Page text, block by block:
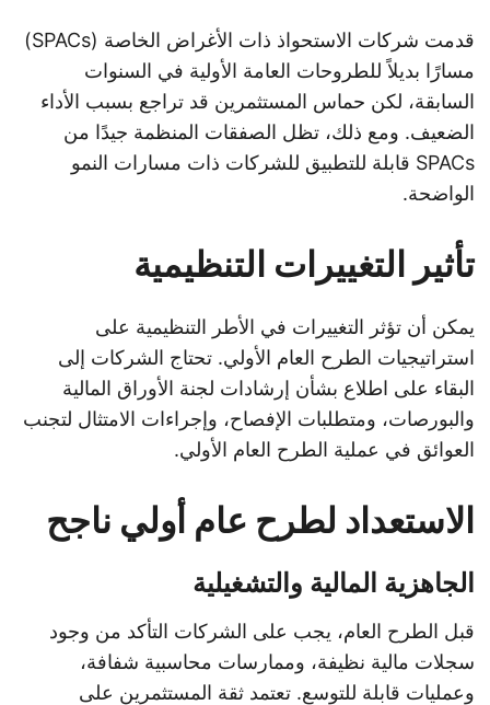
قدمت شركات الاستحواذ ذات الأغراض الخاصة (SPACs)
مسارًا بديلاً للطروحات العامة الأولية في السنوات
السابقة، لكن حماس المستثمرين قد تراجع بسبب الأداء
الضعيف. ومع ذلك، تظل الصفقات المنظمة جيدًا من
SPACs قابلة للتطبيق للشركات ذات مسارات النمو
الواضحة.
تأثير التغييرات التنظيمية
يمكن أن تؤثر التغييرات في الأطر التنظيمية على
استراتيجيات الطرح العام الأولي. تحتاج الشركات إلى
البقاء على اطلاع بشأن إرشادات لجنة الأوراق المالية
والبورصات، ومتطلبات الإفصاح، وإجراءات الامتثال لتجنب
العوائق في عملية الطرح العام الأولي.
الاستعداد لطرح عام أولي ناجح
الجاهزية المالية والتشغيلية
قبل الطرح العام، يجب على الشركات التأكد من وجود
سجلات مالية نظيفة، وممارسات محاسبية شفافة،
وعمليات قابلة للتوسع. تعتمد ثقة المستثمرين على